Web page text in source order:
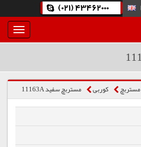
(021) 43462000
بار
و
مستربچ كوربی مستربچ سفید 11163A